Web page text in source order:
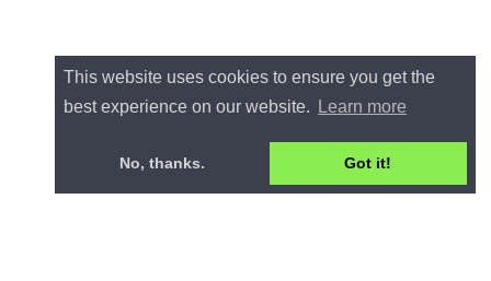
This website uses cookies to ensure you get the
best experience on our website.
Learn more
No, thanks. Got it!